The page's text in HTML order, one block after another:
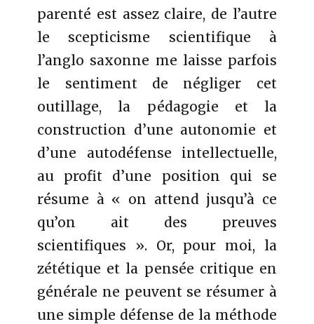
parenté est assez claire, de l’autre
le scepticisme scientifique à
l’anglo saxonne me laisse parfois
le sentiment de négliger cet
outillage, la pédagogie et la
construction d’une autonomie et
d’une autodéfense intellectuelle,
au profit d’une position qui se
résume à « on attend jusqu’à ce
qu’on ait des preuves
scientifiques ». Or, pour moi, la
zététique et la pensée critique en
générale ne peuvent se résumer à
une simple défense de la méthode